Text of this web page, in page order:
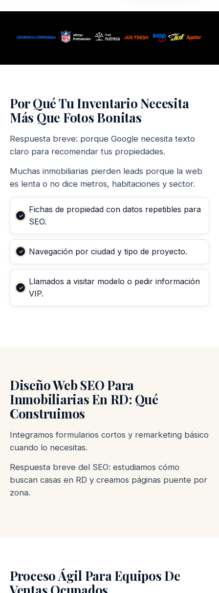
Por Qué Tu Inventario Necesita
Más Que Fotos Bonitas
Respuesta breve: porque Google necesita texto
claro para recomendar tus propiedades.
Muchas inmobiliarias pierden leads porque la web
es lenta o no dice metros, habitaciones y sector.
Fichas de propiedad con datos repetibles para
SEO.
Navegación por ciudad y tipo de proyecto.
Llamados a visitar modelo o pedir información
VIP.
Diseño Web SEO Para
Inmobiliarias En RD: Qué
Construimos
Integramos formularios cortos y remarketing básico
cuando lo necesitas.
Respuesta breve del SEO: estudiamos cómo
buscan casas en RD y creamos páginas puente por
zona.
Proceso Ágil Para Equipos De
Ventas Ocupados